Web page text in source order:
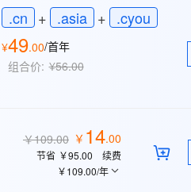
.cn + .asia + .cyou
¥49.00/首年
组合价: ¥56.00
￥109.00 ￥ 14.00
节省 ￥95.00
续费
￥109.00/年
AI 应用构建
大模型服务平台百炼-智能体
灵活可视化地构建企业级 Agent
人工智能平台 PAI
面向分析的企业级SaaS模式云数据仓库
夜间 5 折，Qwen/Meoo/TokenPlan 客户专享
ERP
CRM
400电话